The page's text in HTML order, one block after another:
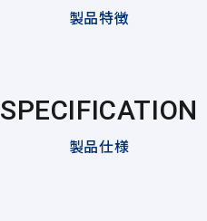
製品特徴
SPECIFICATION
製品仕様